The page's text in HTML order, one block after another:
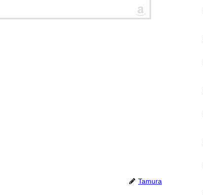
Tamura